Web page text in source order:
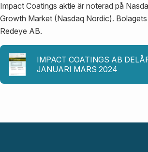
Impact Coatings aktie är noterad på
Growth Market (Nasdaq Nordic).
Redeye AB.
IMPACT COATINGS AB
JANUARI MARS 2024